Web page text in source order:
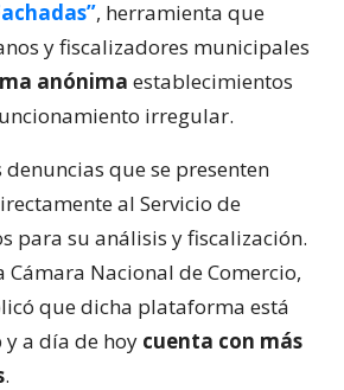
, herramienta que
y fiscalizadores municipales
anónima establecimientos
irregular.
denuncias que se presenten
al Servicio de
para su análisis y fiscalización.
Cámara Nacional de Comercio,
que dicha plataforma está
a día de hoy cuenta con más
.